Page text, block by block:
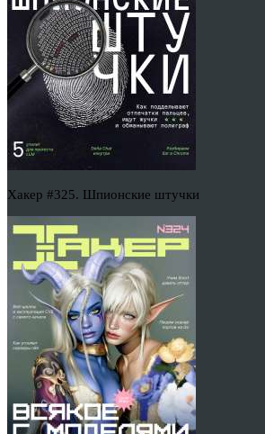
Хакер #325. Шпионские штучки